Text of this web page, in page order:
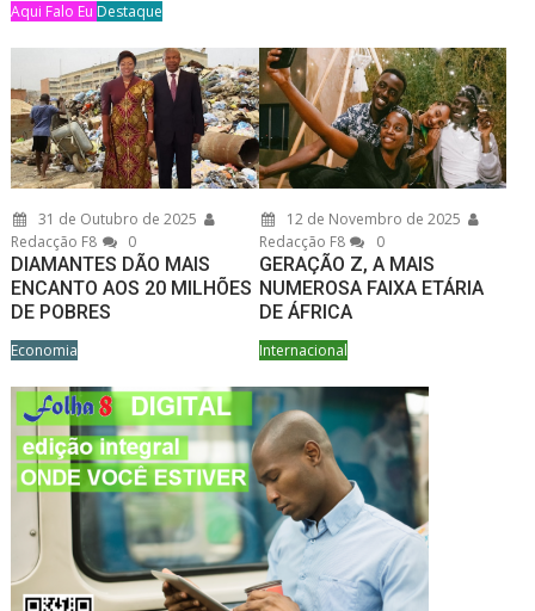
Aqui Falo Eu Destaque
31 de Outubro de 2025
Redacção F8
0
DIAMANTES DÃO MAIS
ENCANTO AOS 20 MILHÕES
DE POBRES
Economia
12 de Novembro de 2025
Redacção F8
0
GERAÇÃO Z, A MAIS
NUMEROSA FAIXA ETÁRIA
DE ÁFRICA
Internacional